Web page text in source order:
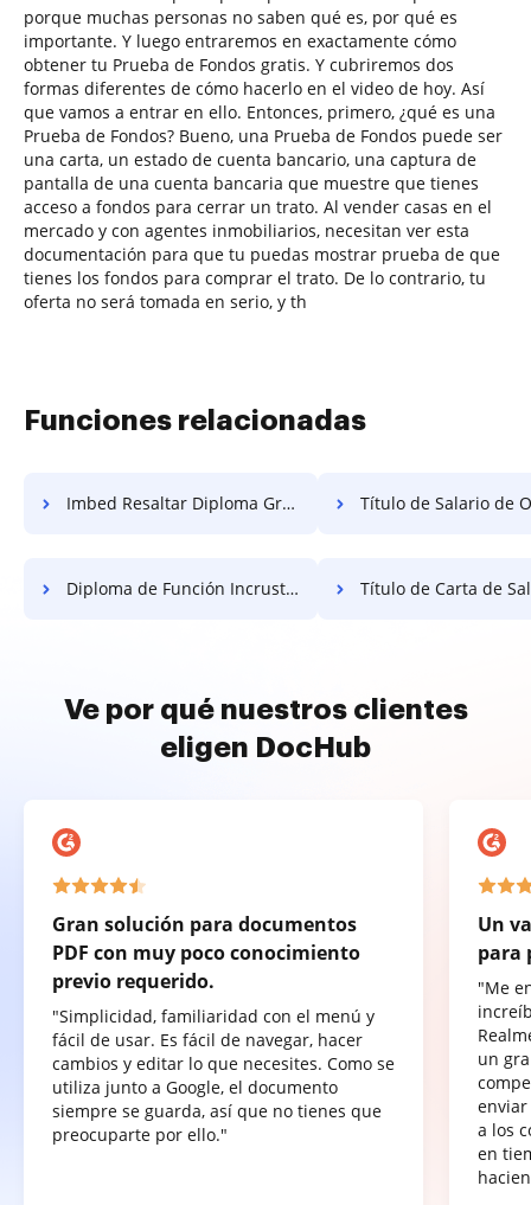
porque muchas personas no saben qué es, por qué es
importante. Y luego entraremos en exactamente cómo
obtener tu Prueba de Fondos gratis. Y cubriremos dos
formas diferentes de cómo hacerlo en el video de hoy. Así
que vamos a entrar en ello. Entonces, primero, ¿qué es una
Prueba de Fondos? Bueno, una Prueba de Fondos puede ser
una carta, un estado de cuenta bancario, una captura de
pantalla de una cuenta bancaria que muestre que tienes
acceso a fondos para cerrar un trato. Al vender casas en el
mercado y con agentes inmobiliarios, necesitan ver esta
documentación para que tu puedas mostrar prueba de que
tienes los fondos para comprar el trato. De lo contrario, tu
oferta no será tomada en serio, y th
Funciones relacionadas
Imbed Resaltar Diploma Gratis Título de Salario de
Diploma de Función Incrustada Gratis Título de Carta de
Ve por qué nuestros clientes
eligen DocHub
Gran solución para documentos
PDF con muy poco conocimiento
previo requerido.
"Simplicidad, familiaridad con el menú y
fácil de usar. Es fácil de navegar, hacer
cambios y editar lo que necesites. Como se
utiliza junto a Google, el documento
siempre se guarda, así que no tienes que
preocuparte por ello."
Un
para
"Me
un
a los
en